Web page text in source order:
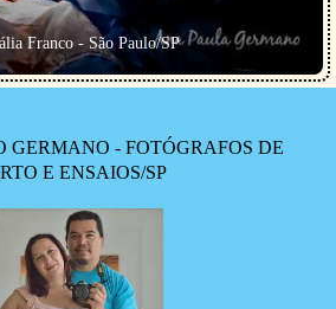
Franco - São Paulo/SP
GERMANO - FOTÓGRAFOS DE
E ENSAIOS/SP